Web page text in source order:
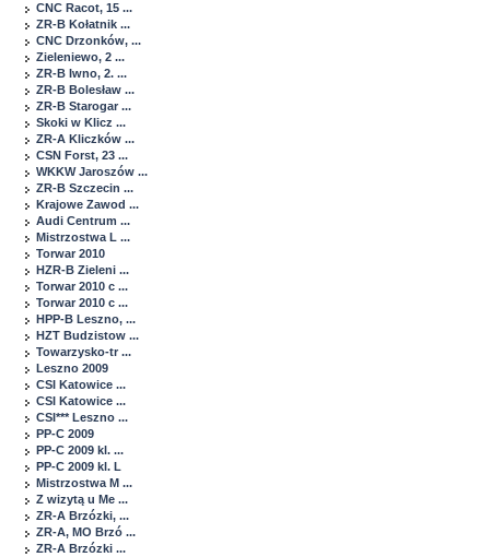
CNC Racot, 15 ...
ZR-B Kołatnik ...
CNC Drzonków, ...
Zieleniewo, 2 ...
ZR-B Iwno, 2. ...
ZR-B Bolesław ...
ZR-B Starogar ...
Skoki w Klicz ...
ZR-A Kliczków ...
CSN Forst, 23 ...
WKKW Jaroszów ...
ZR-B Szczecin ...
Krajowe Zawod ...
Audi Centrum ...
Mistrzostwa L ...
Torwar 2010
HZR-B Zieleni ...
Torwar 2010 c ...
Torwar 2010 c ...
HPP-B Leszno, ...
HZT Budzistow ...
Towarzysko-tr ...
Leszno 2009
CSI Katowice ...
CSI Katowice ...
CSI*** Leszno ...
PP-C 2009
PP-C 2009 kl. ...
PP-C 2009 kl. L
Mistrzostwa M ...
Z wizytą u Me ...
ZR-A Brzózki, ...
ZR-A, MO Brzó ...
ZR-A Brzózki ...